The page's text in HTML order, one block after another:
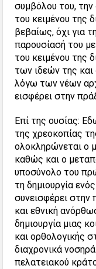
συμβόλου του, την
του κειμένου της
βεβαίως, όχι για
παρουσίασή του
του κειμένου της
των ιδεών της
λόγω των νέων
εισφέρει στην
Επί της ουσίας:
της χρεοκοπίας
ολοκληρώνεται ο
καθώς και ο
υποσύνολο του
τη δημιουργία
συνεισφέρει στην
και εθνική
δημιουργία μιας
και ορθολογικής
διαχρονικά
πελατειακού